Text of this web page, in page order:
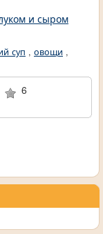
и сыром
суп , овощи ,
6